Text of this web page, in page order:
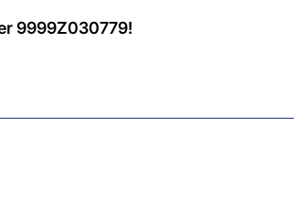
9999Z030779!